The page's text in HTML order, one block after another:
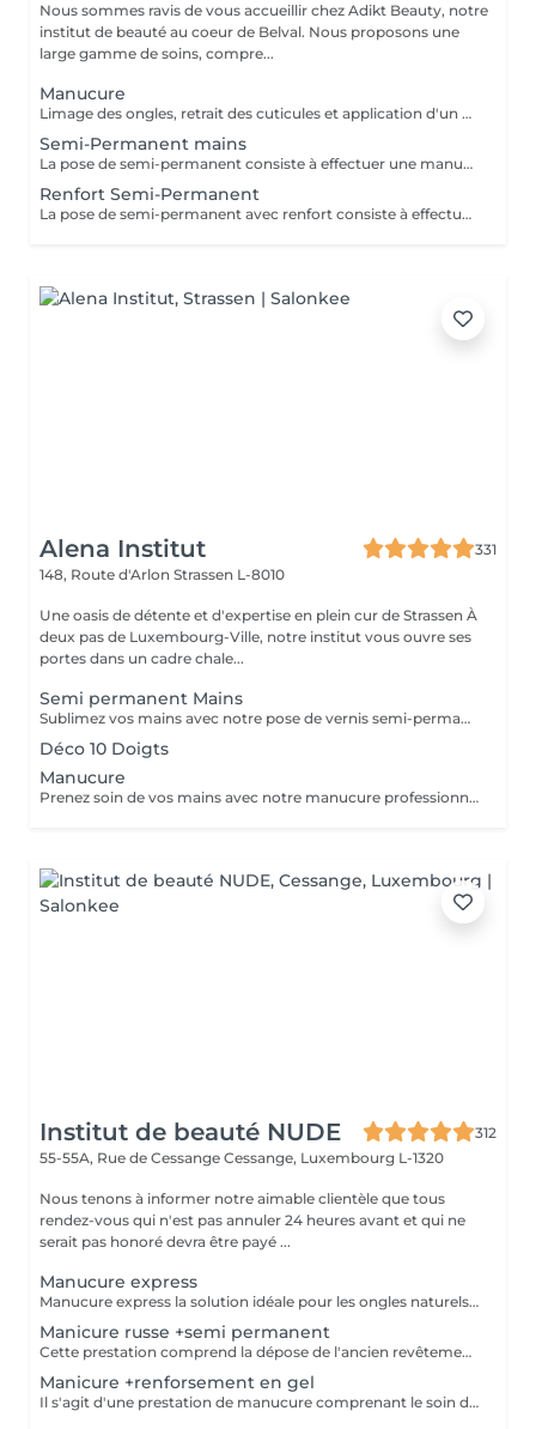
Nous sommes ravis de vous accueillir chez Adikt Beauty, notre
institut de beauté au coeur de Belval. Nous proposons une
large gamme de soins, compre...
Manucure
Limage des ongles, retrait des cuticules et application d'un vernis protecteur si besoin.
Semi-Permanent mains
La pose de semi-permanent consiste à effectuer une manucure simple et poser un vernis semi-permanent sur les ongles naturels pour une tenue de 3 à 4 semaines. La dépose de semi-permanent consiste à retirer le semi-permanent présent sur les ongles. MERCI DE SÉLECTIONNER LES DÉCORATIONS EN SUPPLÉMENT (french, babyboomer, strass,) QUE VOUS SOUHAITEZ FAIRE À CHAQUE RENDEZ-VOUS.
Renfort Semi-Permanent
La pose de semi-permanent avec renfort consiste à effectuer une manucure simple et poser un vernis semi-permanent sur une base renforçante pour une tenue plus longue, sans casse, pour une tenue de 3 à 4 semaines. MERCI DE SÉLECTIONNER LES DÉCORATIONS EN SUPPLÉMENT (french, babyboomer, strass,) QUE VOUS SOUHAITEZ FAIRE À CHAQUE RENDEZ-VOUS.
Alena Institut
331
148, Route d'Arlon Strassen L-8010
Une oasis de détente et d'expertise en plein cur de Strassen À
deux pas de Luxembourg-Ville, notre institut vous ouvre ses
portes dans un cadre chale...
Semi permanent Mains
Sublimez vos mains avec notre pose de vernis semi-permanent, pour un résultat parfait et durable jusqu'à 3 semaines. -Finition brillante et impeccable -Résistant aux chocs et aux éclats -Disponible dans une large palette de couleurs tendances Chaque séance comprend préparation de l'ongle, application soignée et finition professionnelle, pour des mains élégantes et parfaitement entretenues.
Déco 10 Doigts
Manucure
Prenez soin de vos mains avec notre manucure professionnelle, pour des ongles soignés et une peau douce. - Limage et modelage précis des ongles - Soin des cuticules et hydratation des mains - Finition base fortifiante ou non Chaque séance est réalisée avec soin pour un résultat élégant et raffiné.
Institut de beauté NUDE
312
55-55A, Rue de Cessange Cessange, Luxembourg L-1320
Nous tenons à informer notre aimable clientèle que tous
rendez-vous qui n'est pas annuler 24 heures avant et qui ne
serait pas honoré devra être payé ...
Manucure express
Manucure express la solution idéale pour les ongles naturels courts. Cette prestation comprend la dépose du revêtement, une préparation rapide des ongles et des cuticules, un renforcement avec une base rubber transparente et une finition avec un top camouflage. Sans modification de la forme naturelle de l'ongle : nous conservons votre forme habituelle, ovale ou carrée.
Manicure russe +semi permanent
Cette prestation comprend la dépose de l'ancien revêtement, le soin des cuticules, le travail des contours de l'ongle, la préparation de la plaque ongulaire et l'application d'un nouveau vernis semi-permanent. Afin de conserver un résultat soigné et durable, un remplissage est recommandé toutes les 2,5 à 3 semaines.
Manicure +renforsement en gel
Il s'agit d'une prestation de manucure comprenant le soin des cuticules, le polissage des replis latéraux, ainsi que le renforcement de vos ongles naturels sans extension. Les ongles deviennent plus forts, soignés et gardent leur longueur naturelle. Il est recommandé de répéter la procédure toutes les 3 semaines pour maintenir un résultat optimal.